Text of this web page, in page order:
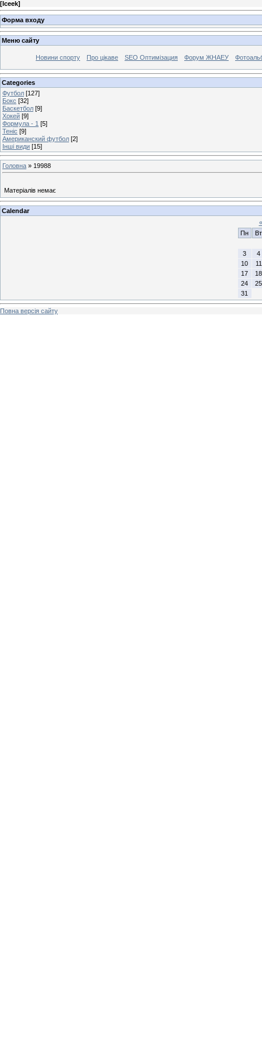
[Iceek]
Форма входу
Меню сайту
Новини спорту Про цікаве SEO Оптимізация Форум ЖНАЕУ
Categories
Футбол [127]
Бокс [32]
Баскетбол [9]
Хокей [9]
Формула - 1 [5]
Теніс [9]
Американский футбол [2]
Інші види [15]
Головна » 19988
Матеріалів немає
Calendar
«
Пн
Вт
3
4
10
11
17
18
24
25
31
Повна версія сайту